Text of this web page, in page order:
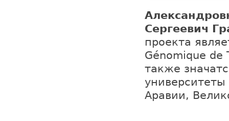
Сергеевич
проекта
Génomique
также
Аравии,